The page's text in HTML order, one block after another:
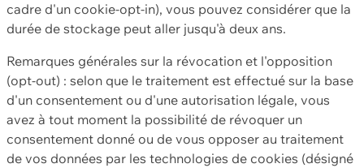
cadre d'un cookie-opt-in), vous pouvez considérer que la
durée de stockage peut aller jusqu'à deux ans.
Remarques générales sur la révocation et l'opposition
(opt-out) : selon que le traitement est effectué sur la base
d'un consentement ou d'une autorisation légale, vous
avez à tout moment la possibilité de révoquer un
consentement donné ou de vous opposer au traitement
de vos données par les technologies de cookies (désigné